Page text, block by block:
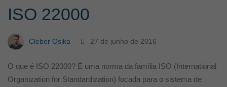
ISO 22000
Cleber Osika 27 de junho de 2016
O que é ISO 22000? É uma norma da família ISO (International
Organization for Standardization) focada para o sistema de